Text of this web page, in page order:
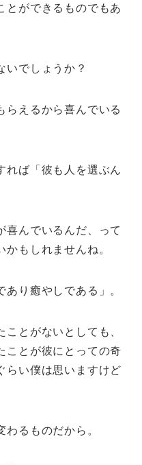
とができるものでもあ
いでしょうか？
らえるから喜んでいる
れば「彼も人を選ぶん
喜んでいるんだ、って
もしれませんね。
り癒やしである」。
ことがないとしても、
ことが彼にとっての奇
らい僕は思いますけど
るものだから。